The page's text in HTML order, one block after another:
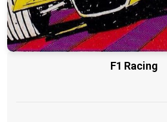
F1 Racing